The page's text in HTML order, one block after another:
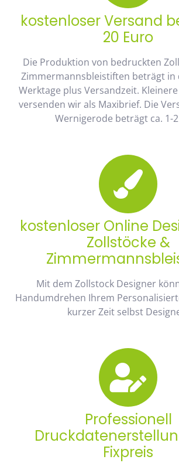
kostenloser Versand
20 Euro
Die Produktion von bedruckten
Zimmermannsbleistiften beträgt in
Werktage plus Versandzeit.
versenden wir als Maxibrief. Die
Wernigerode beträgt ca. 1-2
kostenloser Online
Zollstöcke &
Mit dem Zollstock Designer
Handumdrehen Ihrem
kurzer Zeit selbst
Professionell
Fixpreis